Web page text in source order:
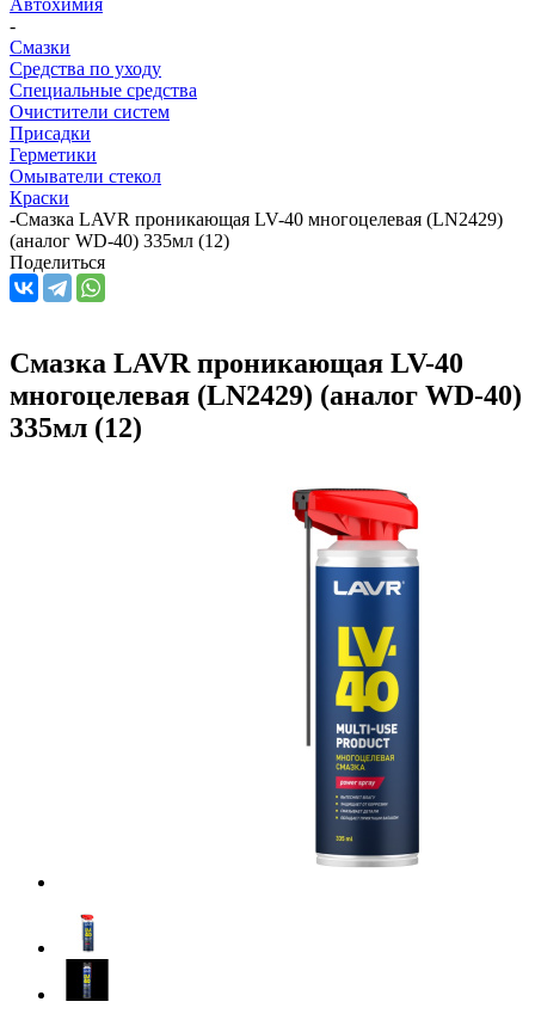
-
Смазки
Средства по уходу
Специальные средства
Очистители систем
Присадки
Герметики
Омыватели стекол
Краски
-Смазка LAVR проникающая LV-40 многоцелевая (LN2429)
(аналог WD-40) 335мл (12)
Поделиться
Смазка LAVR проникающая LV-40
многоцелевая (LN2429) (аналог WD-40)
335мл (12)